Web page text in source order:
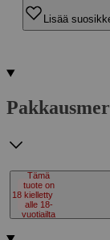
Lisää
18
Tämä
tuote on
kielletty
alle 18-
vuotiailta